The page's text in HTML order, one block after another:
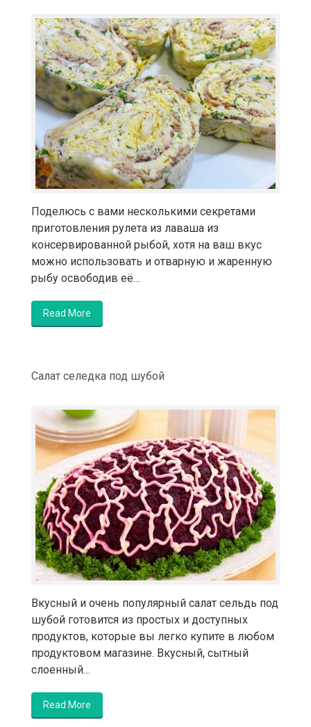
Поделюсь с вами несколькими секретами
приготовления рулета из лаваша из
консервированной рыбой, хотя на ваш вкус
можно использовать и отварную и жаренную
рыбу освободив её…
Read More
Салат селедка под шубой
Вкусный и очень популярный салат сельдь под
шубой готовится из простых и доступных
продуктов, которые вы легко купите в любом
продуктовом магазине. Вкусный, сытный
слоенный…
Read More